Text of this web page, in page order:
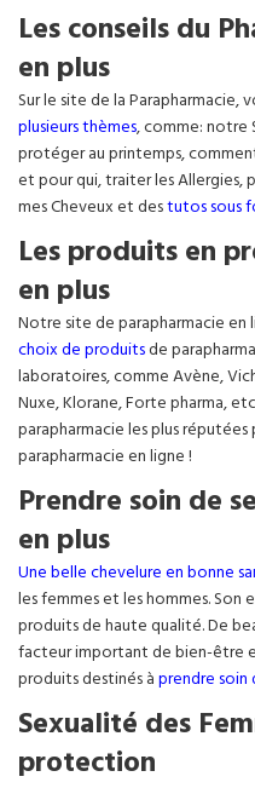
Les conseils du
en plus
Sur le site de la Parapharmacie,
plusieurs thèmes, comme: notre
protéger au printemps,
et pour qui, traiter les Allergies,
mes Cheveux et destutos sous
Les produits en
en plus
Notre site de parapharmacie en
choix de produitsde
laboratoires, comme Avène,
Nuxe, Klorane, Forte pharma,
parapharmacie les plus
parapharmacie en ligne !
Prendre soin de
en plus
Une belle chevelure en bonne
les femmes et les hommes.
produits de haute qualité. De
facteur important de bien-être
produits destinés àprendre soin
Sexualité des
protection